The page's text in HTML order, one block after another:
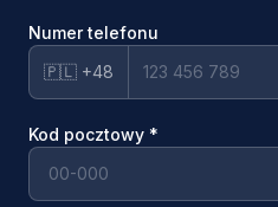
Numer telefonu
🇵🇱 +48
Kod pocztowy *